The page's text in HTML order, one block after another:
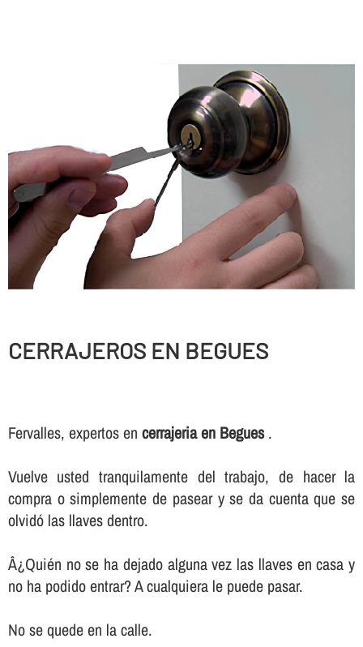
CERRAJEROS EN BEGUES
Fervalles, expertos en cerrajeria en Begues.
Vuelve usted tranquilamente del trabajo, de hacer la
compra o simplemente de pasear y se da cuenta que se
olvidó las llaves dentro.
Â¿Quién no se ha dejado alguna vez las llaves en casa y
no ha podido entrar? A cualquiera le puede pasar.
No se quede en la calle.